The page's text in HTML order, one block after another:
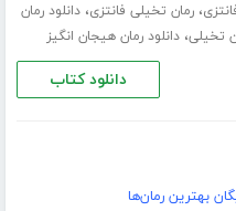
،رمان تخیلی فانتزی،دانلود رمان
تخیلی،دانلود رمان هیجان انگیز
دانلود کتاب
بهترین رمان‌ها